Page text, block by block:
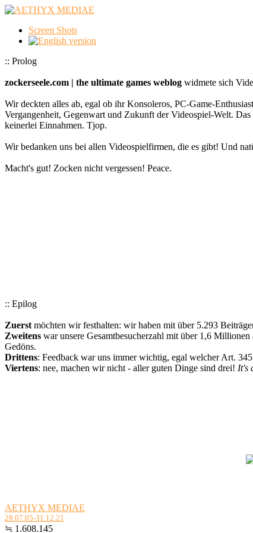
Screen Shots
:: Prolog
zockerseele.com | the ultimate games weblog widmete sich
Wir deckten alles ab, egal ob ihr Konsoleros, PC-Game-
Vergangenheit, Gegenwart und Zukunft der Videospiel-Welt.
keinerlei Einnahmen. Tjop.
Wir bedanken uns bei allen Videospielfirmen, die es gibt! Und
Macht's gut! Zocken nicht vergessen! Peace.
:: Epilog
Zuerst möchten wir festhalten: wir haben mit über 5.293
Zweitens war unsere Gesamtbesucherzahl mit über 1,6
Gedöns.
Drittens: Feedback war uns immer wichtig, egal welcher Art.
Viertens: nee, machen wir nicht - aller guten Dinge sind drei! It's
AETHYX MEDIAE
28.07.05-31.12.21
≒ 1.608.145